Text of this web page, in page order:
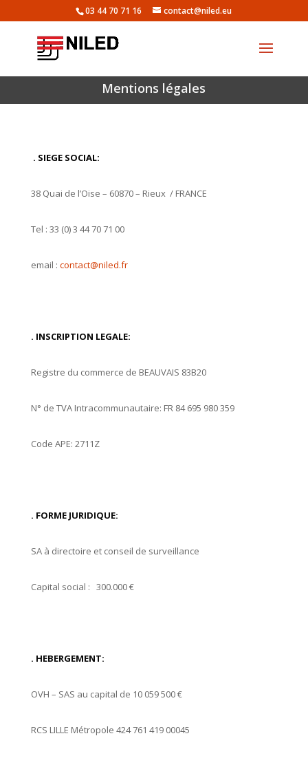
03 44 70 71 16 contact@niled.eu
Mentions légales
. SIEGE SOCIAL:
38 Quai de l’Oise – 60870 – Rieux / FRANCE
Tel : 33 (0) 3 44 70 71 00
email : contact@niled.fr
. INSCRIPTION LEGALE:
Registre du commerce de BEAUVAIS 83B20
N° de TVA Intracommunautaire: FR 84 695 980 359
Code APE: 2711Z
. FORME JURIDIQUE:
SA à directoire et conseil de surveillance
Capital social : 300.000 €
. HEBERGEMENT:
OVH – SAS au capital de 10 059 500 €
RCS LILLE Métropole 424 761 419 00045